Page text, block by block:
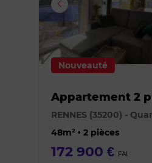
Nouveauté
Appartement 2
RENNES (35200) -
48m² • 2 pièces
172 900 € FAI